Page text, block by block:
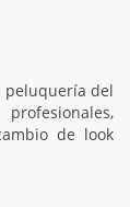
peluquería del
de look